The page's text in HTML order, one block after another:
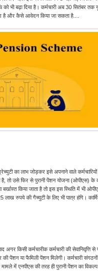
को भी बढ़ा दिया है। कर्मचारी अब 30
है और कैसे आवेदन किया जा सकता है....
का लाभ जोड़कर इसे अपनाने वाले
तो उसे फिर से पुरानी पेंशन योजना (ओपीएस) के
बर्खास्त किया जाता है तो इस इस स्थिति में
लाख रुपये की गैच्युटी के लिए भी पात्र हंगि।
किसी कर्मचारीक कर्मचारी की सेवानिवृत्ति से
पेंशन या फैमिली पेंशन मिलेगी। कर्मचारी
में एनपीएस की तरह ही पुरानी पेंशन का